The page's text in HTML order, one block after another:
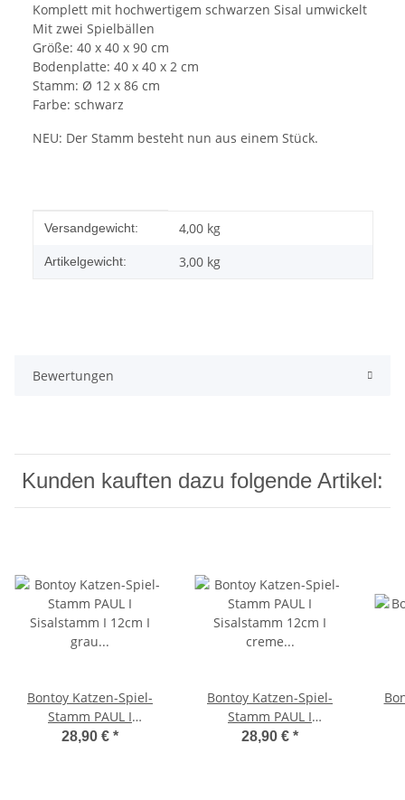
Komplett mit hochwertigem schwarzen Sisal umwickelt
Mit zwei Spielbällen
Größe: 40 x 40 x 90 cm
Bodenplatte: 40 x 40 x 2 cm
Stamm: Ø 12 x 86 cm
Farbe: schwarz
NEU: Der Stamm besteht nun aus einem Stück.
Produkteigenschaft
Wert
Versandgewicht: 4,00 kg
Artikelgewicht: 3,00 kg
Bewertungen
Kunden kauften dazu folgende Artikel:
Bontoy Katzen-Spiel-
Stamm PAUL I
Sisalstamm I 12cm I
28,90 € *
Bontoy Katzen-Spiel-
Stamm PAUL I
Sisalstamm 12cm I
28,90 € *